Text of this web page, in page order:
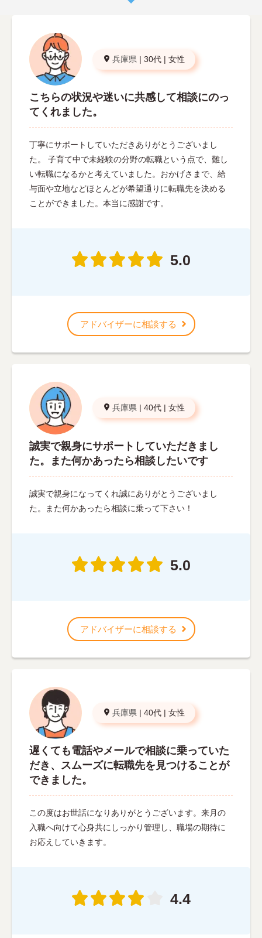
兵庫県 | 30代 | 女性
こちらの状況や迷いに共感して相談にのっ
てくれました。
丁寧にサポートしていただきありがとうございまし
た。 子育て中で未経験の分野の転職という点で、難し
い転職になるかと考えていました。おかげさまで、給
与面や立地などほとんどが希望通りに転職先を決める
ことができました。本当に感謝です。
5.0
アドバイザーに相談する
兵庫県 | 40代 | 女性
誠実で親身にサポートしていただきまし
た。また何かあったら相談したいです
誠実で親身になってくれ誠にありがとうございまし
た。また何かあったら相談に乗って下さい！
5.0
アドバイザーに相談する
兵庫県 | 40代 | 女性
遅くても電話やメールで相談に乗っていた
だき、スムーズに転職先を見つけることが
できました。
この度はお世話になりありがとうございます。来月の
入職へ向けて心身共にしっかり管理し、職場の期待に
お応えしていきます。
4.4